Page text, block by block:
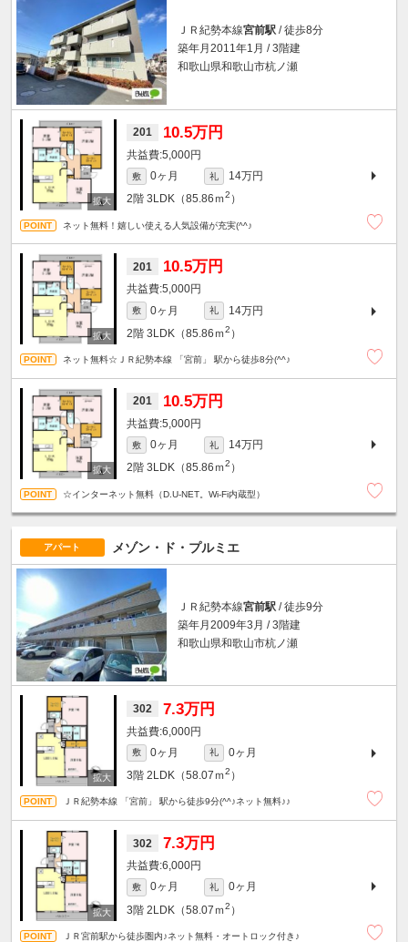
ＪＲ紀勢本線宮前駅 / 徒歩8分
築年月2011年1月 / 3階建
和歌山県和歌山市杭ノ瀬
201 10.5万円
5,000円
敷 0ヶ月 礼
14万円
2階 3LDK（85.86ｍ2 ）
ネット無料！嬉しい使える人気設備が充実(^^♪
201 10.5万円
5,000円
敷 0ヶ月 礼
14万円
2階 3LDK（85.86ｍ2 ）
ネット無料☆ＪＲ紀勢本線 「宮前」 駅から徒歩8分(^^♪
201 10.5万円
5,000円
敷 0ヶ月 礼
14万円
2階 3LDK（85.86ｍ2 ）
☆インターネット無料（D.U-NET。Wi-Fi内蔵型）
アパート メゾン・ド・プルミエ
ＪＲ紀勢本線宮前駅 / 徒歩9分
築年月2009年3月 / 3階建
和歌山県和歌山市杭ノ瀬
302 7.3万円
6,000円
敷 0ヶ月 礼
0ヶ月
3階 2LDK（58.07ｍ2 ）
ＪＲ紀勢本線 「宮前」 駅から徒歩9分(^^♪ネット無料♪♪
302 7.3万円
6,000円
敷 0ヶ月 礼
0ヶ月
3階 2LDK（58.07ｍ2 ）
ＪＲ宮前駅から徒歩圏内♪ネット無料・オートロック付き♪